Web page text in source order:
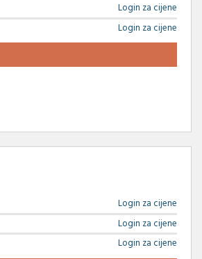
Login za cijene
Login za cijene
Login za cijene
Login za cijene
Login za cijene